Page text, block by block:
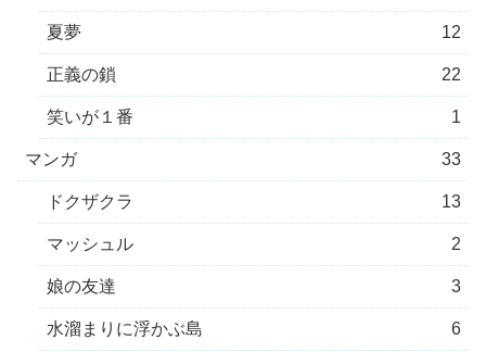
夏夢 12
正義の鎖 22
笑いが１番 1
マンガ 33
ドクザクラ 13
マッシュル 2
娘の友達 3
水溜まりに浮かぶ島 6